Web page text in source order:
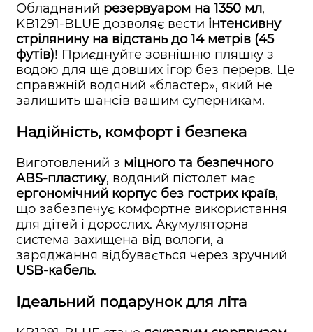
Обладнаний резервуаром на 1350 мл,
KB1291-BLUE дозволяє вести інтенсивну
стрілянину на відстань до 14 метрів (45
футів)! Приєднуйте зовнішню пляшку з
водою для ще довших ігор без перерв. Це
справжній водяний «бластер», який не
залишить шансів вашим суперникам.
Надійність, комфорт і безпека
Виготовлений з міцного та безпечного
ABS-пластику, водяний пістолет має
ергономічний корпус без гострих країв,
що забезпечує комфортне використання
для дітей і дорослих. Акумуляторна
система захищена від вологи, а
заряджання відбувається через зручний
USB-кабель.
Ідеальний подарунок для літа